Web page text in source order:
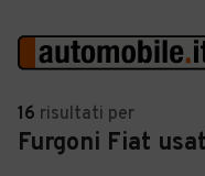
Auto
VENDI
16 risultati per
Furgoni Fiat